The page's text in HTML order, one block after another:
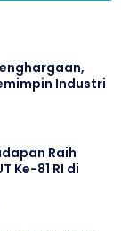
Industri
Raih
Ke-81 RI di